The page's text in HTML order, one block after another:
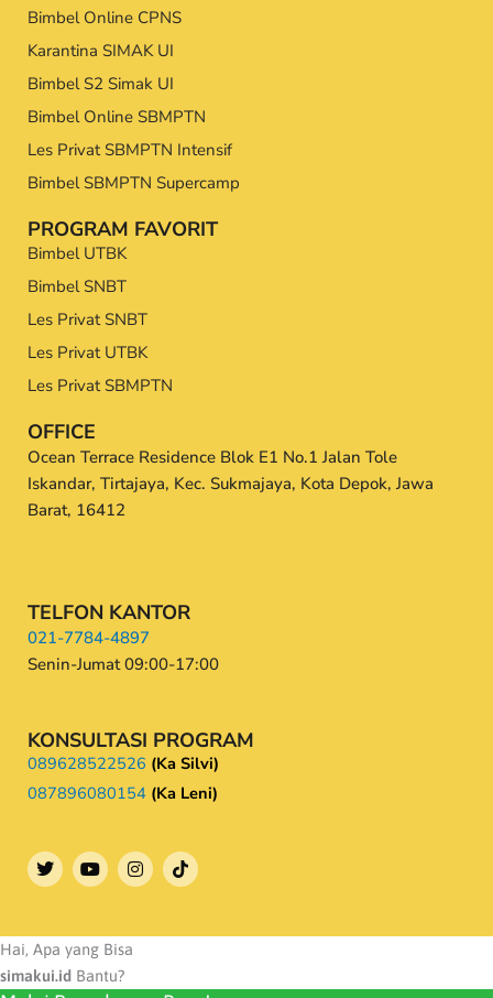
Bimbel Online CPNS
Karantina SIMAK UI
Bimbel S2 Simak UI
Bimbel Online SBMPTN
Les Privat SBMPTN Intensif
Bimbel SBMPTN Supercamp
PROGRAM FAVORIT
Bimbel UTBK
Bimbel SNBT
Les Privat SNBT
Les Privat UTBK
Les Privat SBMPTN
OFFICE
Ocean Terrace Residence Blok E1 No.1 Jalan Tole
Iskandar, Tirtajaya, Kec. Sukmajaya, Kota Depok, Jawa
Barat, 16412
TELFON KANTOR
021-7784-4897
Senin-Jumat 09:00-17:00
KONSULTASI PROGRAM
089628522526 (Ka Silvi)
087896080154 (Ka Leni)
T
w
e
r
Y
o
b
e
I
n
Hai, Apa yang Bisa
simakui.id Bantu?